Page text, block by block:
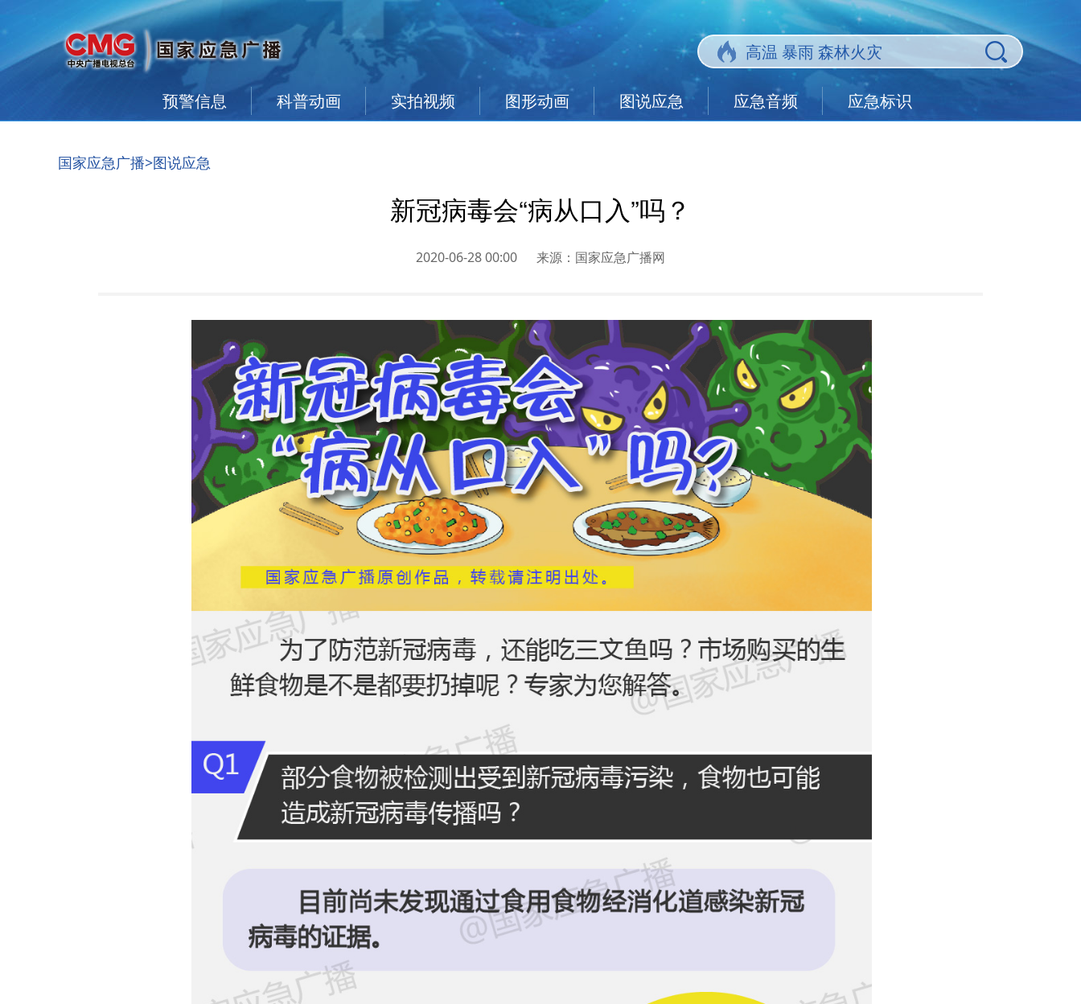
预警信息 科普动画 实拍视频 图形动画 图说应急 应急音频 应急标识
国家应急广播>图说应急
新冠病毒会“病从口入”吗？
2020-06-28 00:00 来源： 国家应急广播网